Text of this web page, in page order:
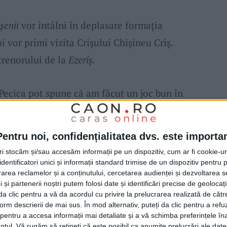
noi, confidențialitatea dvs. este
stocăm și/sau accesăm informații pe un dispozitiv, cum ar fi cookie-
unici și informații standard trimise de un dispozitiv pentru
reclamelor și a conținutului, cercetarea audienței și dezvoltarea
și partenerii noștri putem folosi date și identificări precise de
clic pentru a vă da acordul cu privire la prelucrarea realizată de
descrierii de mai sus. În mod alternativ, puteți da clic pentru a
a accesa informații mai detaliate și a vă schimba preferințele
vor întâlni în deplasare formația
vor primi vizita Crișului Chișineu Criș.
de la Ezeriș.
pot spune că am făcut un joc bun în
înscrie. Pot spune că șansele de gol ale
greșelilor personale făcute de jucătorii
la finalizare, am fi putut veni acasă cu
aș dori să menționez faptul că au debutat
la care se adaugă juniorii născuți în
chiar aș dori să-mi felicit tinerii jucători,
și chiar mă bucur pentru ei. Pot ajunge